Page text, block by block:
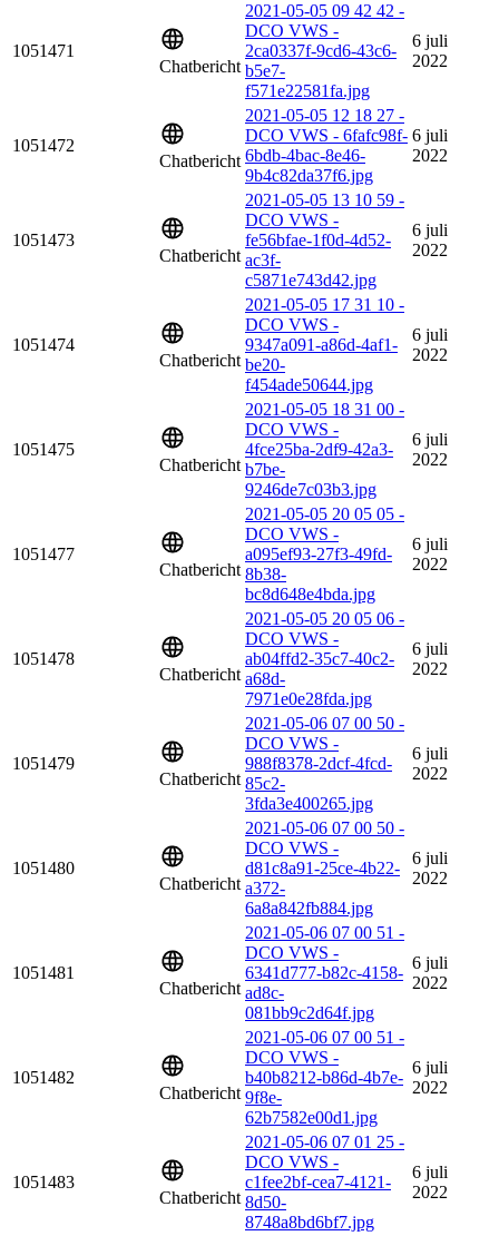
1051471
Chatbericht
2021-05-05 09 42 42 -
DCO VWS -
2ca0337f-9cd6-43c6-
b5e7-
f571e22581fa.jpg
6 juli
2022
1051472
Chatbericht
2021-05-05 12 18 27 -
DCO VWS - 6fafc98f-
6bdb-4bac-8e46-
9b4c82da37f6.jpg
6 juli
2022
1051473
Chatbericht
2021-05-05 13 10 59 -
DCO VWS -
fe56bfae-1f0d-4d52-
ac3f-
c5871e743d42.jpg
6 juli
2022
1051474
Chatbericht
2021-05-05 17 31 10 -
DCO VWS -
9347a091-a86d-4af1-
be20-
f454ade50644.jpg
6 juli
2022
1051475
Chatbericht
2021-05-05 18 31 00 -
DCO VWS -
4fce25ba-2df9-42a3-
b7be-
9246de7c03b3.jpg
6 juli
2022
1051477
Chatbericht
2021-05-05 20 05 05 -
DCO VWS -
a095ef93-27f3-49fd-
8b38-
bc8d648e4bda.jpg
6 juli
2022
1051478
Chatbericht
2021-05-05 20 05 06 -
DCO VWS -
ab04ffd2-35c7-40c2-
a68d-
7971e0e28fda.jpg
6 juli
2022
1051479
Chatbericht
2021-05-06 07 00 50 -
DCO VWS -
988f8378-2dcf-4fcd-
85c2-
3fda3e400265.jpg
6 juli
2022
1051480
Chatbericht
2021-05-06 07 00 50 -
DCO VWS -
d81c8a91-25ce-4b22-
a372-
6a8a842fb884.jpg
6 juli
2022
1051481
Chatbericht
2021-05-06 07 00 51 -
DCO VWS -
6341d777-b82c-4158-
ad8c-
081bb9c2d64f.jpg
6 juli
2022
1051482
Chatbericht
2021-05-06 07 00 51 -
DCO VWS -
b40b8212-b86d-4b7e-
9f8e-
62b7582e00d1.jpg
6 juli
2022
1051483
Chatbericht
2021-05-06 07 01 25 -
DCO VWS -
c1fee2bf-cea7-4121-
8d50-
8748a8bd6bf7.jpg
6 juli
2022